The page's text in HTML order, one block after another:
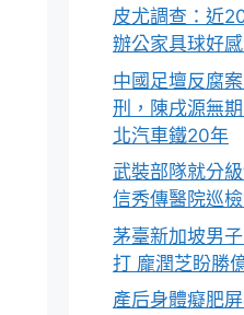
皮尤調查：近
辦公家具球好
中國足壇反腐
刑，陳戌源無
北汽車鐵20年
武裝部隊就分
信秀傳醫院巡
茅臺新加坡男
打 龐潤芝盼勝
產后身體癡肥